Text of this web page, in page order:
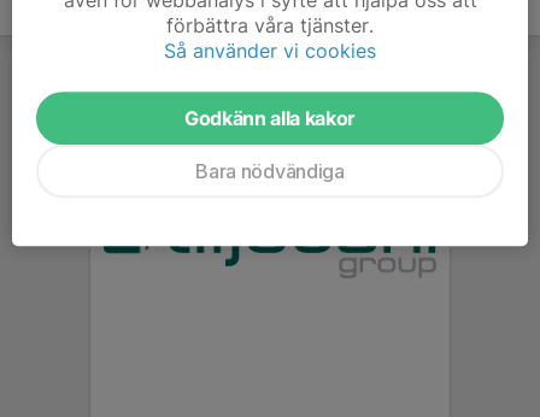
förbättra våra tjänster.
Så använder vi cookies
Godkänn alla kakor
Bara nödvändiga